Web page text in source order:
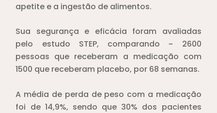
apetite e a ingestão de alimentos.⁣
⁣Sua segurança e eficácia foram avaliadas
pelo estudo STEP, comparando ~ 2600
pessoas que receberam a medicação com
1500 que receberam placebo, por 68 semanas.⁣
⁣A média de perda de peso com a medicação
foi de 14,9%, sendo que 30% dos pacientes